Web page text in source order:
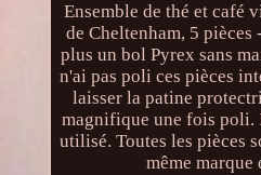
Ensemble de thé et café
de Cheltenham, 5
plus un bol Pyrex sans
n'ai pas poli ces pièces
laisser la patine
magnifique une fois poli.
utilisé. Toutes les pièces
même marque